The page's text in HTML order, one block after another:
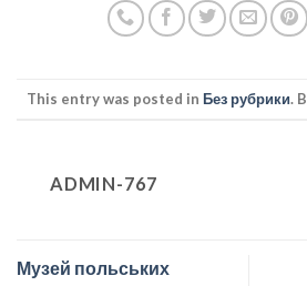
This entry was posted in Без рубрики.
ADMIN-767
Музей польських